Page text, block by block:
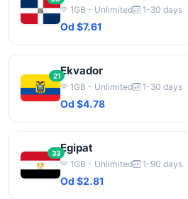
1GB - Unlimited 1-30 days
Od $7.61
21Ekvador
1GB - Unlimited 1-30 days
Od $4.78
33Egipat
1GB - Unlimited 1-90 days
Od $2.81